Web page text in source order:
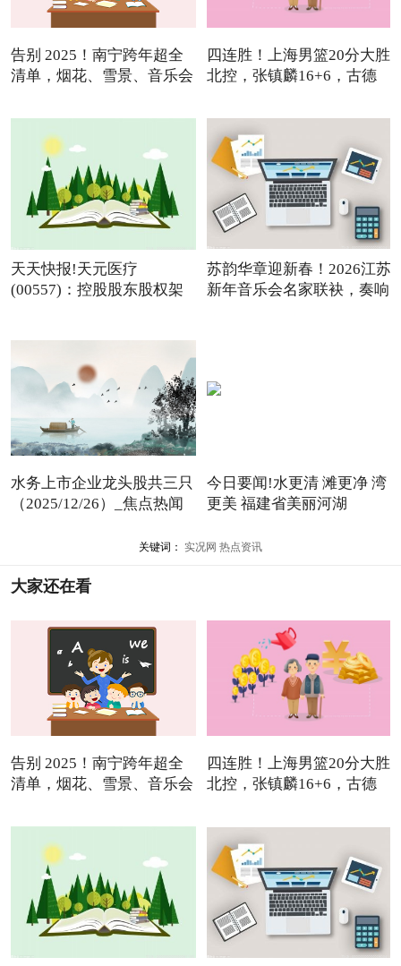
告别 2025！南宁跨年超全
清单，烟花、雪景、音乐会
四连胜！上海男篮20分大胜
北控，张镇麟16+6，古德
天天快报!天元医疗
(00557)：控股股东股权架
苏韵华章迎新春！2026江苏
新年音乐会名家联袂，奏响
水务上市企业龙头股共三只
（2025/12/26）_焦点热闻
今日要闻!水更清 滩更净 湾
更美 福建省美丽河湖
关键词： 实况网 热点资讯
大家还在看
告别 2025！南宁跨年超全
清单，烟花、雪景、音乐会
四连胜！上海男篮20分大胜
北控，张镇麟16+6，古德